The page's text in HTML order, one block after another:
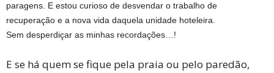
paragens. E estou curioso de desvendar o trabalho de
recuperação e a nova vida daquela unidade hoteleira.
Sem desperdiçar as minhas recordações…!
E se há quem se fique pela praia ou pelo paredão,